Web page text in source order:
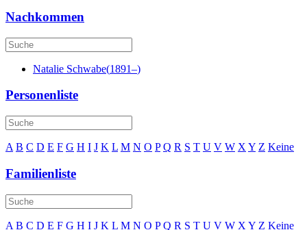
Nachkommen
Natalie Schwabe(1891–)
Personenliste
A B C D E F G H I J K L M N O P Q R S T U V W X Y Z Keine
Familienliste
A B C D E F G H I J K L M N O P Q R S T U V W X Y Z Keine